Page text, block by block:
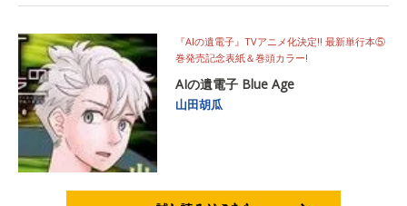
『AIの遺電子』TVアニメ化決定!! 最新単行本⑤
巻発売記念表紙＆巻頭カラー!
AIの遺電子 Blue Age
山田胡瓜